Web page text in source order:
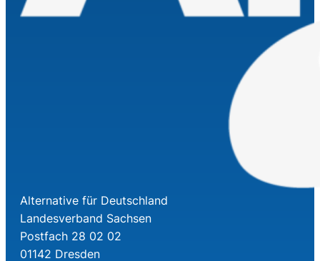
Alternative für Deutschland
Landesverband Sachsen
Postfach 28 02 02
01142 Dresden